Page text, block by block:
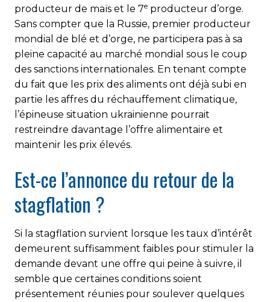
producteur de maïs et le 7e producteur d’orge.
Sans compter que la Russie, premier producteur
mondial de blé et d’orge, ne participera pas à sa
pleine capacité au marché mondial sous le coup
des sanctions internationales. En tenant compte
du fait que les prix des aliments ont déjà subi en
partie les affres du réchauffement climatique,
l’épineuse situation ukrainienne pourrait
restreindre davantage l’offre alimentaire et
maintenir les prix élevés.
Est-ce l’annonce du retour de la
stagflation ?
Si la stagflation survient lorsque les taux d’intérêt
demeurent suffisamment faibles pour stimuler la
demande devant une offre qui peine à suivre, il
semble que certaines conditions soient
présentement réunies pour soulever quelques